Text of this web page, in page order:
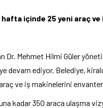
içinde 25 yeni araç
Dr. Mehmet Hilmi Güler
devam ediyor. Belediye,
ve iş makinelerini
kadar 350 araca ulaşma